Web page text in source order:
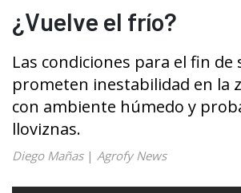
¿Vuelve el frío?
Las condiciones para el fin de
prometen inestabilidad en la
con ambiente húmedo y
lloviznas.
Diego Mañas| Agrofy News